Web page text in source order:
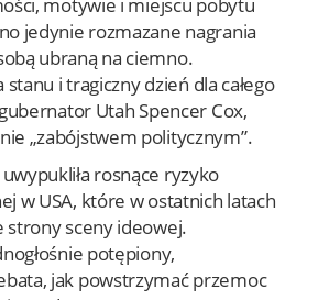
jedynie rozmazane nagrania
ubraną na ciemno.
stanu i tragiczny dzień dla całego
Utah Spencer Cox,
„zabójstwem politycznym”.
rosnące ryzyko
w USA, które w ostatnich latach
sceny ideowej.
potępiony,
jak powstrzymać przemoc